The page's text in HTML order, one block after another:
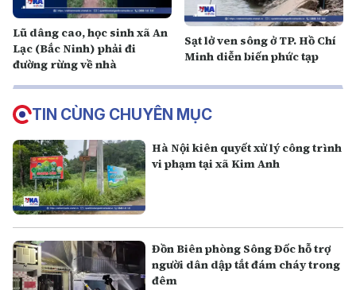
Lũ dâng cao, học sinh xã An
Lạc (Bắc Ninh) phải đi
đường rừng về nhà
Sạt lở ven sông ở TP. Hồ Chí
Minh diễn biến phức tạp
TIN CÙNG CHUYÊN MỤC
Hà Nội kiên quyết xử lý công trình
vi phạm tại xã Kim Anh
Đồn Biên phòng Sông Đốc hỗ trợ
người dân dập tắt đám cháy trong
đêm